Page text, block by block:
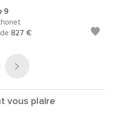
9
827 €
vous plaire